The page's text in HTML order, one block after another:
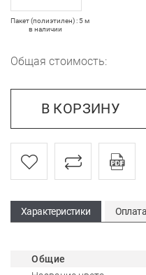
Пакет (полиэтилен) : 5 м
в наличии
Общая стоимость:
В КОРЗИНУ
Характеристики
Общие